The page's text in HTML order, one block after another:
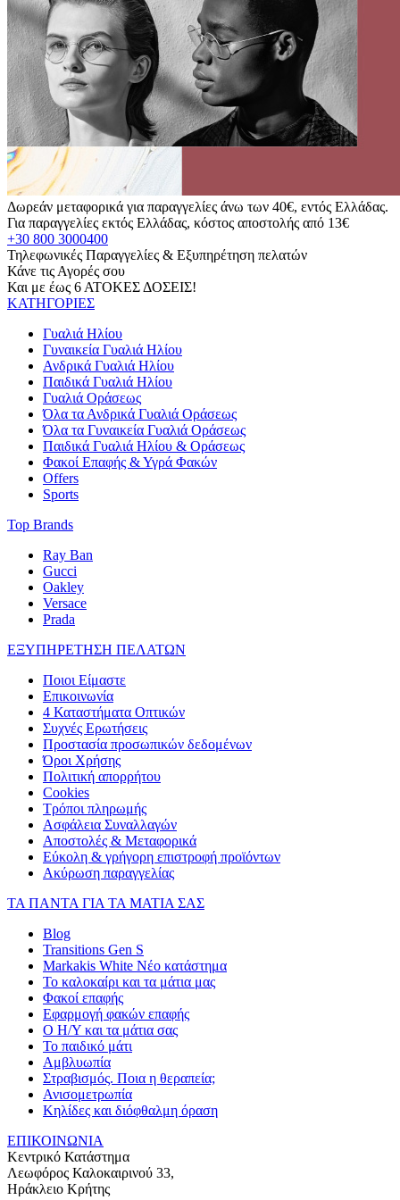
Δωρεάν μεταφορικά για παραγγελίες άνω των 40€, εντός Ελλάδας.
Για παραγγελίες εκτός Ελλάδας, κόστος αποστολής από 13€
+30 800 3000400
Τηλεφωνικές Παραγγελίες & Εξυπηρέτηση πελατών
Κάνε τις Αγορές σου
Και με έως 6 ΑΤΟΚΕΣ ΔΟΣΕΙΣ!
ΚΑΤΗΓΟΡΙΕΣ
Γυαλιά Ηλίου
Γυναικεία Γυαλιά Ηλίου
Ανδρικά Γυαλιά Ηλίου
Παιδικά Γυαλιά Ηλίου
Γυαλιά Οράσεως
Όλα τα Ανδρικά Γυαλιά Οράσεως
Όλα τα Γυναικεία Γυαλιά Οράσεως
Παιδικά Γυαλιά Ηλίου & Οράσεως
Φακοί Επαφής & Υγρά Φακών
Offers
Sports
Top Brands
Ray Ban
Gucci
Oakley
Versace
Prada
ΕΞΥΠΗΡΕΤΗΣΗ ΠΕΛΑΤΩΝ
Ποιοι Είμαστε
Επικοινωνία
4 Καταστήματα Οπτικών
Συχνές Ερωτήσεις
Προστασία προσωπικών δεδομένων
Όροι Χρήσης
Πολιτική απορρήτου
Cookies
Τρόποι πληρωμής
Ασφάλεια Συναλλαγών
Αποστολές & Μεταφορικά
Εύκολη & γρήγορη επιστροφή προϊόντων
Ακύρωση παραγγελίας
ΤΑ ΠΑΝΤΑ ΓΙΑ ΤΑ ΜΑΤΙΑ ΣΑΣ
Blog
Transitions Gen S
Markakis White Νέο κατάστημα
Το καλοκαίρι και τα μάτια μας
Φακοί επαφής
Εφαρμογή φακών επαφής
Ο Η/Υ και τα μάτια σας
Το παιδικό μάτι
Αμβλυωπία
Στραβισμός. Ποια η θεραπεία;
Ανισομετρωπία
Κηλίδες και διόφθαλμη όραση
ΕΠΙΚΟΙΝΩΝΙΑ
Κεντρικό Κατάστημα
Λεωφόρος Καλοκαιρινού 33,
Ηράκλειο Κρήτης